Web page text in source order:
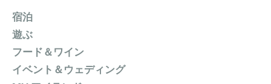
宿泊
遊ぶ
フード＆ワイン
イベント＆ウェディング